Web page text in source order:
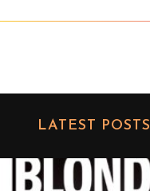
LATEST POSTS